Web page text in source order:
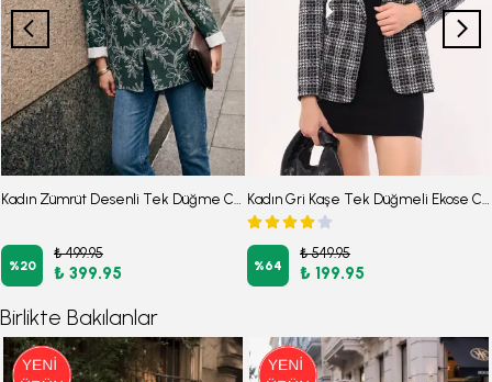
%20
₺ 499.95
₺ 399.95 %64
₺ 549.95
₺ 199.95
Birlikte Bakılanlar